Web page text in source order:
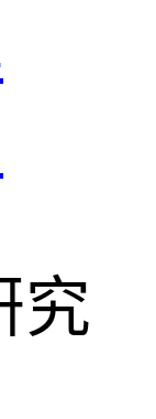
究